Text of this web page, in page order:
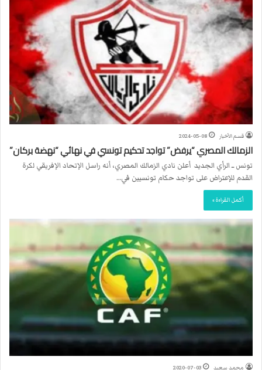
قسم الأخبار 2024-05-08
الزمالك المصري “يرفض” تواجد تحكيم تونسي في نهائي “نهضة بركان”
تونس ــ الرأي الجديد أعلن نادي الزمالك المصري، أنه راسل الإتحاد الإفريقي لكرة
القدم للإعتراض على تواجد حكام تونسيين في…
أكمل القراءة »
محمد سعيد 2020-07-03